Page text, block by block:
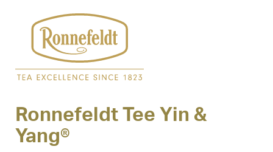
Ronnefeldt Tee Yin &
Yang®